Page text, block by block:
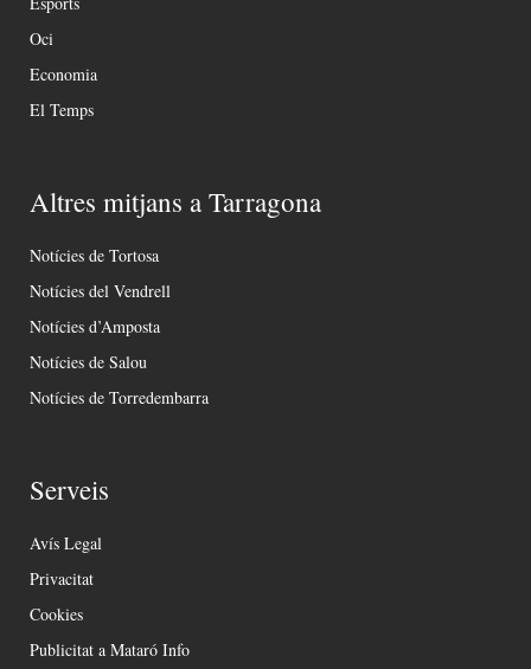
Oci
Economia
El Temps
Altres mitjans a Tarragona
Notícies de Tortosa
Notícies del Vendrell
Notícies d’Amposta
Notícies de Salou
Notícies de Torredembarra
Serveis
Avís Legal
Privacitat
Cookies
Publicitat a Mataró Info